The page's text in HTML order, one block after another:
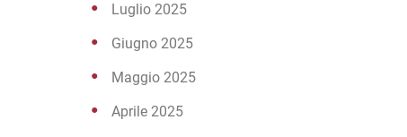
Luglio 2025
Giugno 2025
Maggio 2025
Aprile 2025